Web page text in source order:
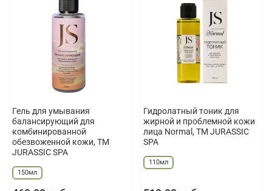
Гель для умывания
балансирующий для
комбинированной
обезвоженной кожи, ТМ
JURASSIC SPA
150мл
Гидролатный тоник для
жирной и проблемной кожи
лица Normal, ТМ JURASSIC
SPA
110мл